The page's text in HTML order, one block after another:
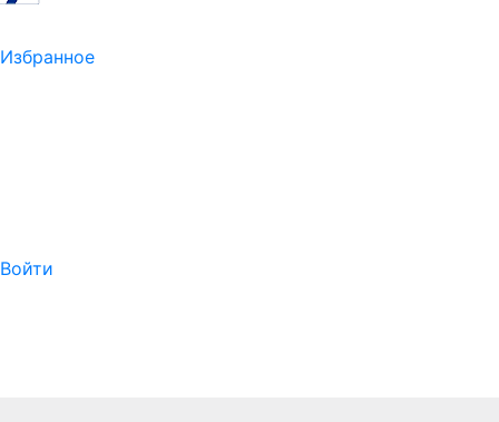
Избранное
Войти